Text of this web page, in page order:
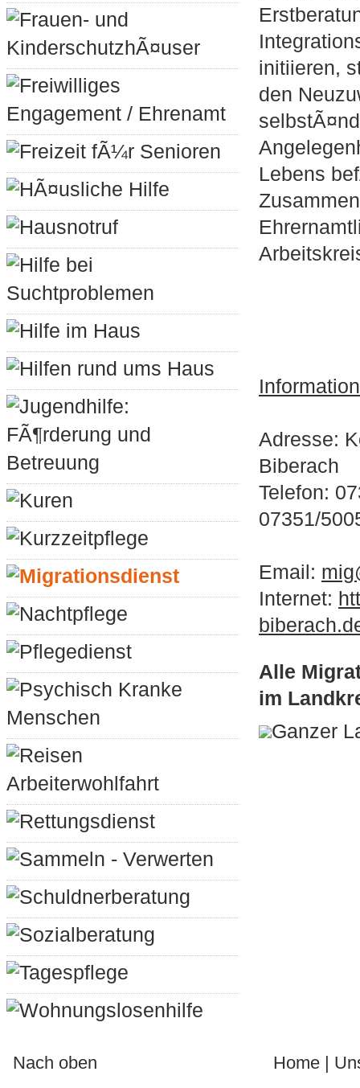
Frauen- und
KinderschutzhÃ¤user
Freiwilliges
Engagement / Ehrenamt
Freizeit fÃ¼r Senioren
HÃ¤usliche Hilfe
Hausnotruf
Hilfe bei
Suchtproblemen
Hilfe im Haus
Hilfen rund ums Haus
Jugendhilfe:
FÃ¶rderung und
Betreuung
Kuren
Kurzzeitpflege
Migrationsdienst
Nachtpflege
Pflegedienst
Psychisch Kranke
Menschen
Reisen
Arbeiterwohlfahrt
Rettungsdienst
Sammeln - Verwerten
Schuldnerberatung
Sozialberatung
Tagespflege
Wohnungslosenhilfe
initiieren,
den
Lebens
Adresse:
Biberach
Telefon:
07351/
Email:
Internet:
Alle
im
Ganzer
Nach oben Home |